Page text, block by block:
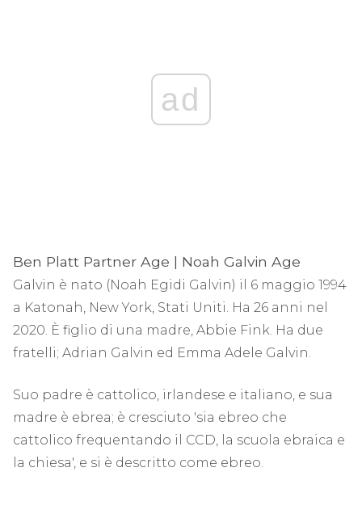
ad
Ben Platt Partner Age | Noah Galvin Age
Galvin è nato (Noah Egidi Galvin) il 6 maggio 1994
a Katonah, New York, Stati Uniti. Ha 26 anni nel
2020. È figlio di una madre, Abbie Fink. Ha due
fratelli; Adrian Galvin ed Emma Adele Galvin.
Suo padre è cattolico, irlandese e italiano, e sua
madre è ebrea; è cresciuto 'sia ebreo che
cattolico frequentando il CCD, la scuola ebraica e
la chiesa', e si è descritto come ebreo.